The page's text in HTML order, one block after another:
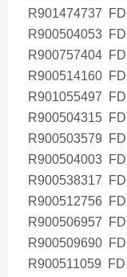
R901474737
R900504053
R900757404
R900514160
R901055497
R900504315
R900503579
R900504003
R900538317
R900512756
R900506957
R900509690
R900511059